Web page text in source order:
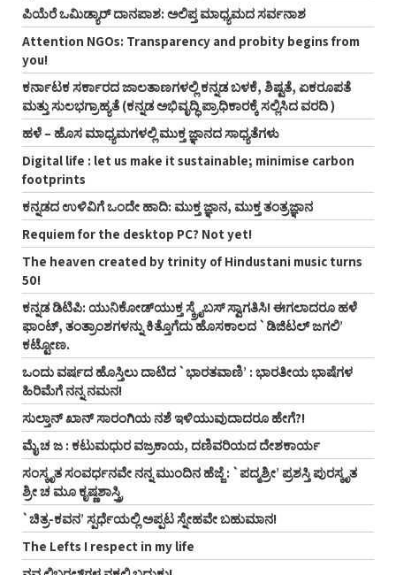
ಪಿಯೆರೆ ಒಮಿಡ್ಯಾರ್ ದಾನಪಾಶ: ಅಲಿಪ್ತ ಮಾಧ್ಯಮದ ಸರ್ವನಾಶ
Attention NGOs: Transparency and probity begins from
you!
ಕರ್ನಾಟಕ ಸರ್ಕಾರದ ಜಾಲತಾಣಗಳಲ್ಲಿ ಕನ್ನಡ ಬಳಕೆ, ಶಿಷ್ಟತೆ, ಏಕರೂಪತೆ
ಮತ್ತು ಸುಲಭಗ್ರಾಹ್ಯತೆ (ಕನ್ನಡ ಅಭಿವೃದ್ಧಿ ಪ್ರಾಧಿಕಾರಕ್ಕೆ ಸಲ್ಲಿಸಿದ ವರದಿ )
ಹಳೆ – ಹೊಸ ಮಾಧ್ಯಮಗಳಲ್ಲಿ ಮುಕ್ತ ಜ್ಞಾನದ ಸಾಧ್ಯತೆಗಳು
Digital life : let us make it sustainable; minimise carbon
footprints
ಕನ್ನಡದ ಉಳಿವಿಗೆ ಒಂದೇ ಹಾದಿ: ಮುಕ್ತ ಜ್ಞಾನ, ಮುಕ್ತ ತಂತ್ರಜ್ಞಾನ
Requiem for the desktop PC? Not yet!
The heaven created by trinity of Hindustani music turns
50!
ಕನ್ನಡ ಡಿಟಿಪಿ: ಯುನಿಕೋಡ್‌ಯುಕ್ತ ಸ್ಕ್ರೈಬಸ್‌ ಸ್ವಾಗತಿಸಿ! ಈಗಲಾದರೂ ಹಳೆ
ಫಾಂಟ್‌, ತಂತ್ರಾಂಶಗಳನ್ನು ಕಿತ್ತೊಗೆದು ಹೊಸಕಾಲದ `ಡಿಜಿಟಲ್‌ ಜಗಲಿ’
ಕಟ್ಟೋಣ.
ಒಂದು ವರ್ಷದ ಹೊಸ್ತಿಲು ದಾಟಿದ `ಭಾರತವಾಣಿ’ : ಭಾರತೀಯ ಭಾಷೆಗಳ
ಹಿರಿಮೆಗೆ ನನ್ನ ನಮನ!
ಸುಲ್ತಾನ್‌ ಖಾನ್‌ ಸಾರಂಗಿಯ ನಶೆ ಇಳಿಯುವುದಾದರೂ ಹೇಗೆ?!
ಮೈ ಚ ಜ : ಕಟುಮಧುರ ವಜ್ರಕಾಯ, ದಣಿವರಿಯದ ದೇಶಕಾರ್ಯ
ಸಂಸ್ಕೃತ ಸಂವರ್ಧನವೇ ನನ್ನ ಮುಂದಿನ ಹೆಜ್ಜೆ : `ಪದ್ಮಶ್ರೀ’ ಪ್ರಶಸ್ತಿ ಪುರಸ್ಕೃತ
ಶ್ರೀ ಚ ಮೂ ಕೃಷ್ಣಶಾಸ್ತ್ರಿ
`ಚಿತ್ರ-ಕವನ’ ಸ್ಪರ್ಧೆಯಲ್ಲಿ ಅಪ್ಪಟ ಸ್ನೇಹವೇ ಬಹುಮಾನ!
The Lefts I respect in my life